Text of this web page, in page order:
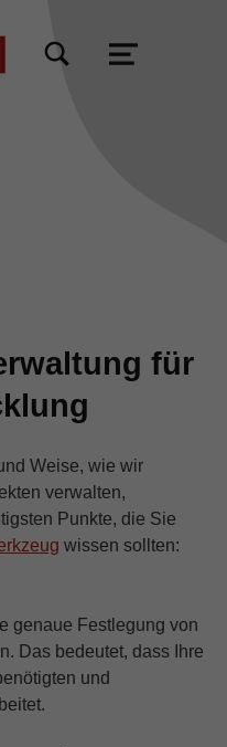
TOGGLE SEARCH FORM MODAL BOX
MENU
für
Weise, wie wir
verwalten,
Punkte, die Sie
wissen sollten:
genaue Festlegung von
Das bedeutet, dass Ihre
und